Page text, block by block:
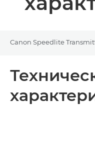
Canon Speedlite
Технические